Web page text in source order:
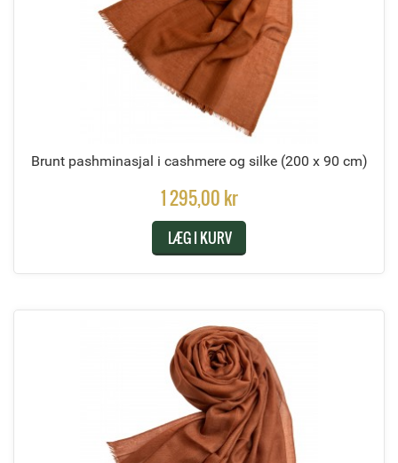
Brunt pashminasjal i cashmere og silke (200 x 90 cm)
1 295,00 kr
LÆG I KURV